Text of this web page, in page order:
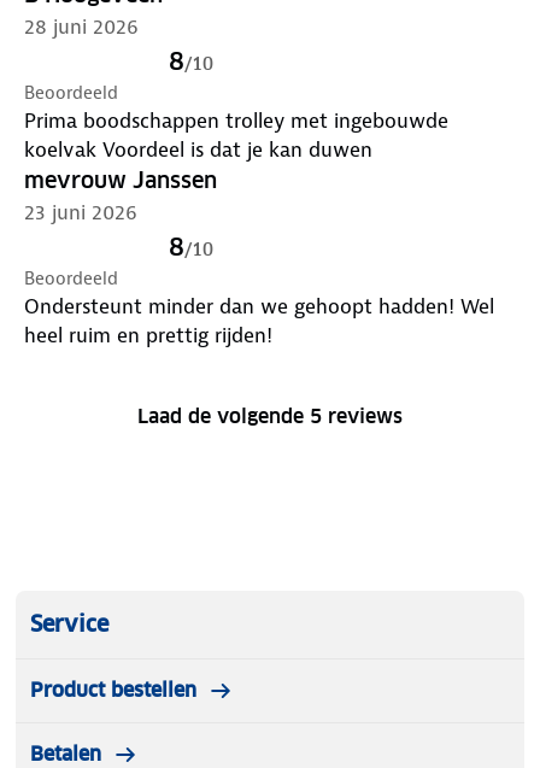
28 juni 2026
8/10
Beoordeeld
Prima boodschappen trolley met ingebouwde
koelvak Voordeel is dat je kan duwen
mevrouw Janssen
23 juni 2026
8/10
Beoordeeld
Ondersteunt minder dan we gehoopt hadden! Wel
heel ruim en prettig rijden!
Laad de volgende 5 reviews
Service
Product bestellen
Betalen